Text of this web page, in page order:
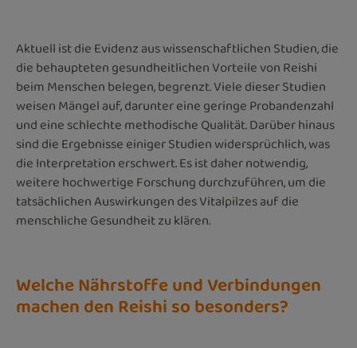
Aktuell ist die Evidenz aus wissenschaftlichen Studien, die
die behaupteten gesundheitlichen Vorteile von Reishi
beim Menschen belegen, begrenzt. Viele dieser Studien
weisen Mängel auf, darunter eine geringe Probandenzahl
und eine schlechte methodische Qualität. Darüber hinaus
sind die Ergebnisse einiger Studien widersprüchlich, was
die Interpretation erschwert. Es ist daher notwendig,
weitere hochwertige Forschung durchzuführen, um die
tatsächlichen Auswirkungen des Vitalpilzes auf die
menschliche Gesundheit zu klären.
Welche Nährstoffe und Verbindungen
machen den Reishi so besonders?